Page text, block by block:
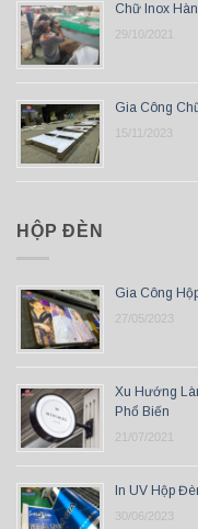
Chữ Inox
29/10/2021
Gia Công
15/11/2023
HỘP ĐÈN
Gia Công
27/05/2023
Xu Hướng
Phổ Biến
21/07/2021
In UV Hộp
30/06/2023